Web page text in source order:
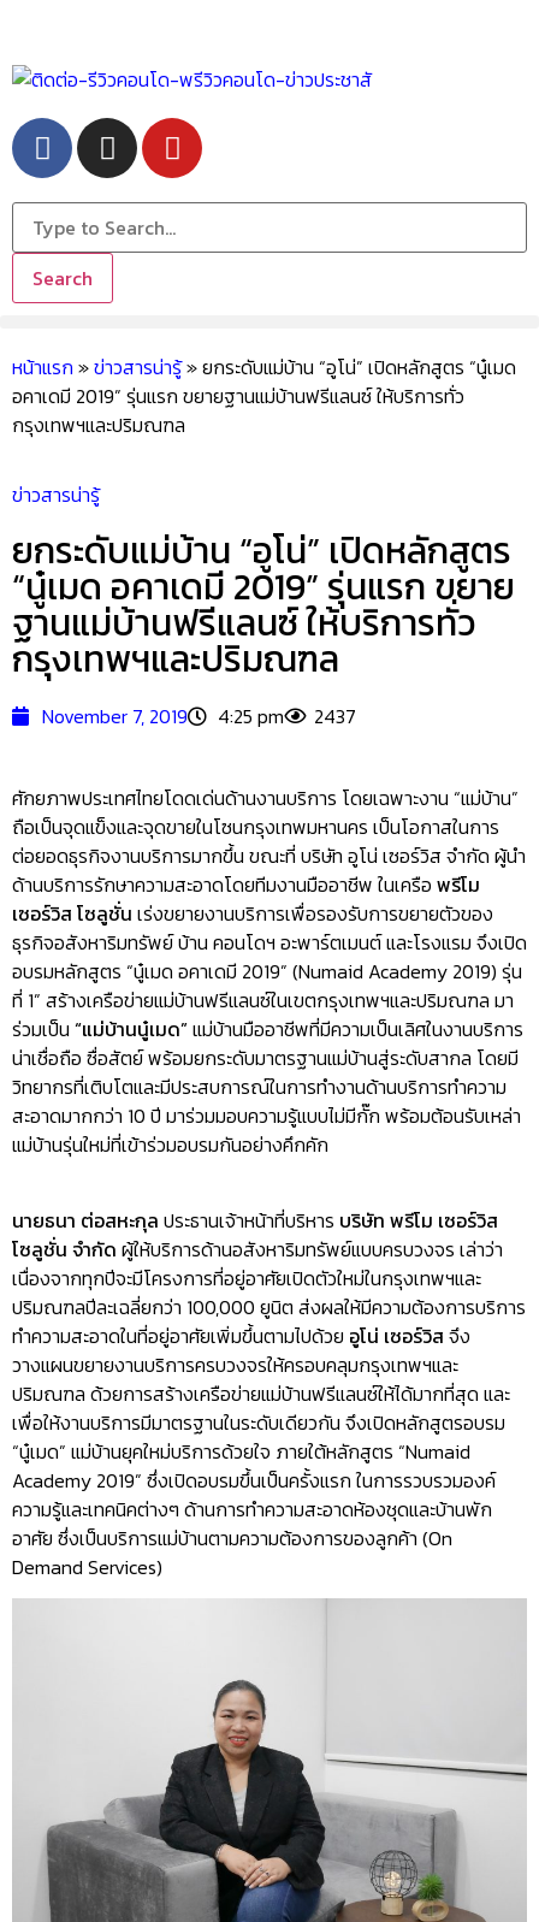
Search
หน้าแรก »ข่าวสารน่ารู้»ยกระดับแม่บ้าน “อูโน่” เปิดหลักสูตร “นู๋เมด
อคาเดมี 2019” รุ่นแรก ขยายฐานแม่บ้านฟรีแลนซ์ ให้บริการทั่ว
กรุงเทพฯและปริมณฑล
ข่าวสารน่ารู้
ยกระดับแม่บ้าน “อูโน่” เปิดหลักสูตร
“นู๋เมด อคาเดมี 2019” รุ่นแรก ขยาย
ฐานแม่บ้านฟรีแลนซ์ ให้บริการทั่ว
กรุงเทพฯและปริมณฑล
November 7, 2019 4:25 pm 2437
ศักยภาพประเทศไทยโดดเด่นด้านงานบริการ โดยเฉพาะงาน “แม่บ้าน”
ถือเป็นจุดแข็งและจุดขายในโซนกรุงเทพมหานคร เป็นโอกาสในการ
ต่อยอดธุรกิจงานบริการมากขึ้น ขณะที่ บริษัท อูโน่ เซอร์วิส จำกัด ผู้นำ
ด้านบริการรักษาความสะอาดโดยทีมงานมืออาชีพ ในเครือ พรีโม
เซอร์วิส โซลูชั่น เร่งขยายงานบริการเพื่อรองรับการขยายตัวของ
ธุรกิจอสังหาริมทรัพย์ บ้าน คอนโดฯ อะพาร์ตเมนต์ และโรงแรม จึงเปิด
อบรมหลักสูตร “นู๋เมด อคาเดมี 2019” (Numaid Academy 2019) รุ่น
ที่ 1” สร้างเครือข่ายแม่บ้านฟรีแลนซ์ในเขตกรุงเทพฯและปริมณฑล มา
ร่วมเป็น “แม่บ้านนู๋เมด”แม่บ้านมืออาชีพที่มีความเป็นเลิศในงานบริการ
น่าเชื่อถือ ซื่อสัตย์ พร้อมยกระดับมาตรฐานแม่บ้านสู่ระดับสากล โดยมี
วิทยากรที่เติบโตและมีประสบการณ์ในการทำงานด้านบริการทำความ
สะอาดมากกว่า 10 ปี มาร่วมมอบความรู้แบบไม่มีกั๊ก พร้อมต้อนรับเหล่า
แม่บ้านรุ่นใหม่ที่เข้าร่วมอบรมกันอย่างคึกคัก
นายธนา ต่อสหะกุล ประธานเจ้าหน้าที่บริหาร บริษัท พรีโม เซอร์วิส
โซลูชั่น จำกัด ผู้ให้บริการด้านอสังหาริมทรัพย์แบบครบวงจร เล่าว่า
เนื่องจากทุกปีจะมีโครงการที่อยู่อาศัยเปิดตัวใหม่ในกรุงเทพฯและ
ปริมณฑลปีละเฉลี่ยกว่า 100,000 ยูนิต ส่งผลให้มีความต้องการบริการ
ทำความสะอาดในที่อยู่อาศัยเพิ่มขึ้นตามไปด้วย อูโน่ เซอร์วิส จึง
วางแผนขยายงานบริการครบวงจรให้ครอบคลุมกรุงเทพฯและ
ปริมณฑล ด้วยการสร้างเครือข่ายแม่บ้านฟรีแลนซ์ให้ได้มากที่สุด และ
เพื่อให้งานบริการมีมาตรฐานในระดับเดียวกัน จึงเปิดหลักสูตรอบรม
“นู๋เมด” แม่บ้านยุคใหม่บริการด้วยใจ ภายใต้หลักสูตร “Numaid
Academy 2019” ซึ่งเปิดอบรมขึ้นเป็นครั้งแรก ในการรวบรวมองค์
ความรู้และเทคนิคต่างๆ ด้านการทำความสะอาดห้องชุดและบ้านพัก
อาศัย ซึ่งเป็นบริการแม่บ้านตามความต้องการของลูกค้า (On
Demand Services)